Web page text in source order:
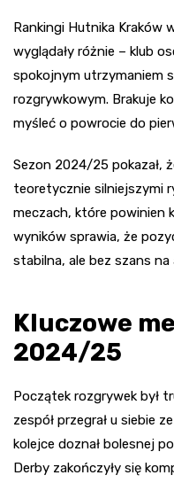
Rankingi Hutnika Kraków
wyglądały różnie – klub
spokojnym utrzymaniem
rozgrywkowym. Brakuje
myśleć o powrocie do
Sezon 2024/25 pokazał,
teoretycznie silniejszymi
meczach, które powinien
wyników sprawia, że
stabilna, ale bez szans na
Kluczowe
2024/25
Początek rozgrywek był
zespół przegrał u siebie
kolejce doznał bolesnej
Derby zakończyły się